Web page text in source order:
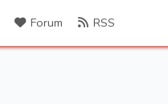
Forum RSS